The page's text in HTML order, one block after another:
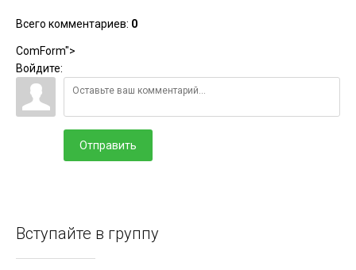
Всего комментариев: 0
ComForm">
Войдите:
Отправить
Вступайте в группу